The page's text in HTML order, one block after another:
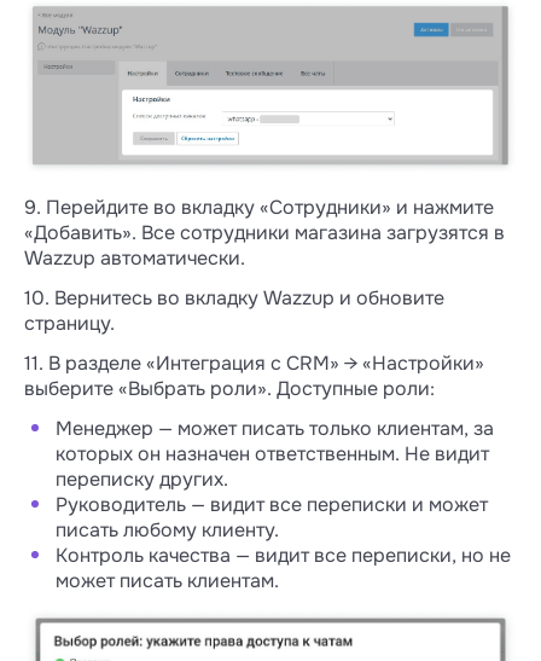
9. Перейдите во вкладку «Сотрудники» и нажмите
«Добавить». Все сотрудники магазина загрузятся в
Wazzup автоматически.
10. Вернитесь во вкладку Wazzup и обновите
страницу.
11. В разделе «Интеграция с CRM» → «Настройки»
выберите «Выбрать роли». Доступные роли:
Менеджер — может писать только клиентам, за
которых он назначен ответственным. Не видит
переписку других.
Руководитель — видит все переписки и может
писать любому клиенту.
Контроль качества — видит все переписки, но не
может писать клиентам.